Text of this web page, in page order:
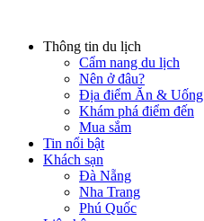
Thông tin du lịch
Cẩm nang du lịch
Nên ở đâu?
Địa điểm Ăn & Uống
Khám phá điểm đến
Mua sắm
Tin nổi bật
Khách sạn
Đà Nẵng
Nha Trang
Phú Quốc